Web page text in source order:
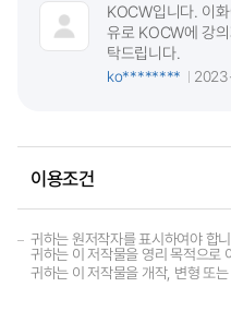
KOCW입니다. 이
유로 KOCW에 강
탁드립니다.
ko********
이용조건
귀하는 원저작자를 표시하여야 합
귀하는 이 저작물을 영리 목적으로
귀하는 이 저작물을 개작, 변형 또